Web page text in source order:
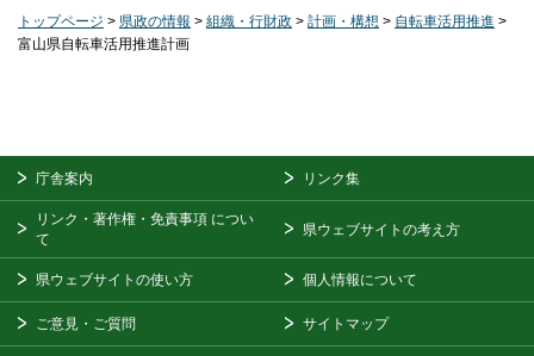
トップページ > 県政の情報 > 組織・行財政 > 計画・構想 > 自転車活用推進 >
富山県自転車活用推進計画
庁舎案内 リンク集
リンク・著作権・免責事項 につい
て
県ウェブサイトの考え方
県ウェブサイトの使い方 個人情報について
ご意見・ご質問 サイトマップ